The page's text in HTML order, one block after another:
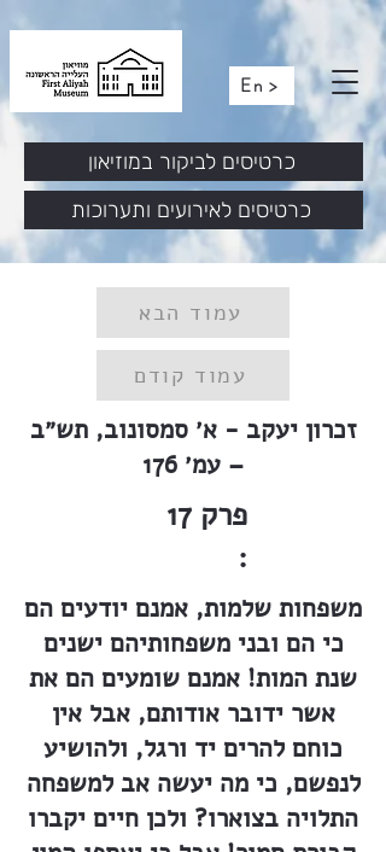
En >
כרטיסים לאירועים ותערוכות
כרטיסים לביקור במוזיאון
עמוד הבא
עמוד קודם
זכרון יעקב - א׳ סמסונוב, תש״ב
– עמ׳ 176
17 פרק
:
משפחות שלמות, אמנם יודעים הם
כי הם ובני משפחותיהם ישנים
שנת המות! אמנם שומעים הם את
אשר ידובר אודותם, אבל אין
כוחם להרים יד ורגל, ולהושיע
לנפשם, כי מה יעשה אב למשפחה
התלויה בצוארו? ולכן חיים יקברו